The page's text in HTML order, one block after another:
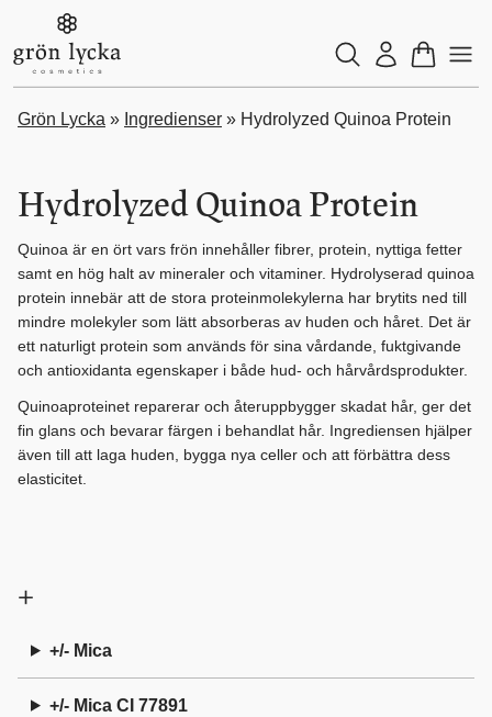
Grön Lycka » Ingredienser » Hydrolyzed Quinoa Protein
Hydrolyzed Quinoa Protein
Quinoa är en ört vars frön innehåller fibrer, protein, nyttiga fetter
samt en hög halt av mineraler och vitaminer. Hydrolyserad quinoa
protein innebär att de stora proteinmolekylerna har brytits ned till
mindre molekyler som lätt absorberas av huden och håret. Det är
ett naturligt protein som används för sina vårdande, fuktgivande
och antioxidanta egenskaper i både hud- och hårvårdsprodukter.
Quinoaproteinet reparerar och återuppbygger skadat hår, ger det
fin glans och bevarar färgen i behandlat hår. Ingrediensen hjälper
även till att laga huden, bygga nya celler och att förbättra dess
elasticitet.
+
+/- Mica
+/- Mica CI 77891
Sök
×